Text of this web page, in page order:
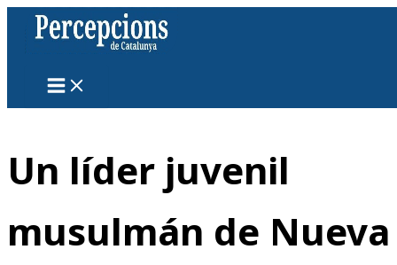
contenido
Un líder juvenil
musulmán de Nueva